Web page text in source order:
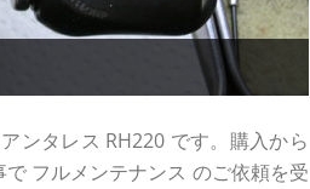
ンタレス RH220 です。購入から
フルメンテナンス のご依頼を受